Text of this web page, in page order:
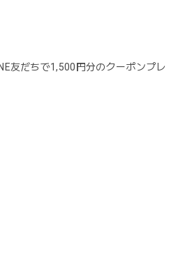
友だちで1,500円分のクーポンプレ